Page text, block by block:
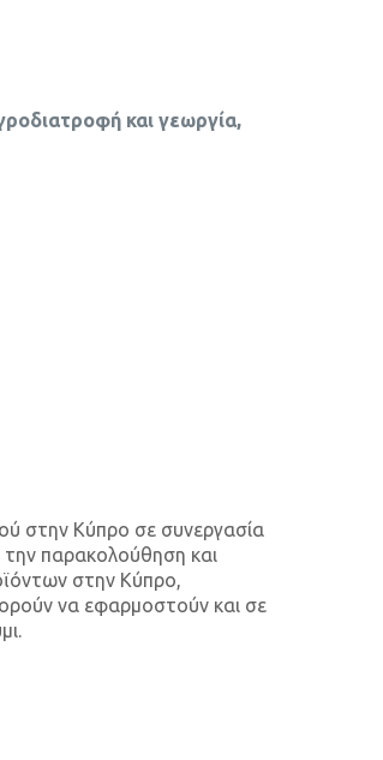
και γεωργία,
στην Κύπρο σε συνεργασία
την παρακολούθηση και
στην Κύπρο,
να εφαρμοστούν και σε